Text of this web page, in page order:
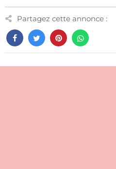
Partagez cette annonce :